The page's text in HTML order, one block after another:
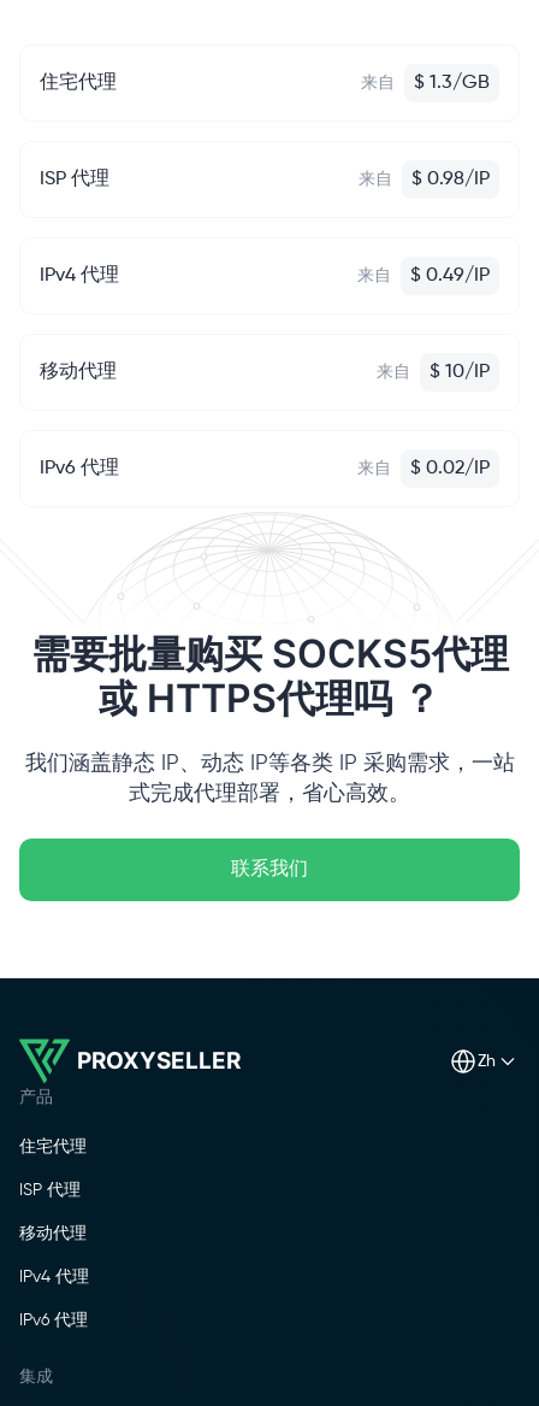
住宅代理 来自 $ 1.3/GB
ISP 代理 来自 $ 0.98/ IP
IPv4 代理 来自 $ 0.49/ IP
移动代理 来自 $ 10/ IP
IPv6 代理 来自 $ 0.02/ IP
需要批量购买 SOCKS5代理
或 HTTPS代理吗 ？
我们涵盖静态 IP、动态 IP等各类 IP 采购需求，一站
式完成代理部署，省心高效。
联系我们
PROXYSELLER zh
产品
住宅代理
ISP 代理
移动代理
IPv4 代理
IPv6 代理
集成